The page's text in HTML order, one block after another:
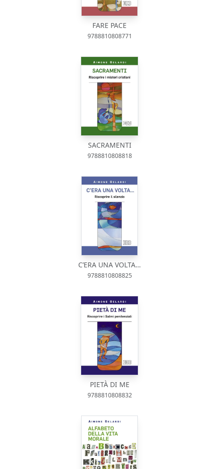
FARE PACE
9788810808771
SACRAMENTI
9788810808818
C’ERA UNA VOLTA…
9788810808825
PIETÀ DI ME
9788810808832